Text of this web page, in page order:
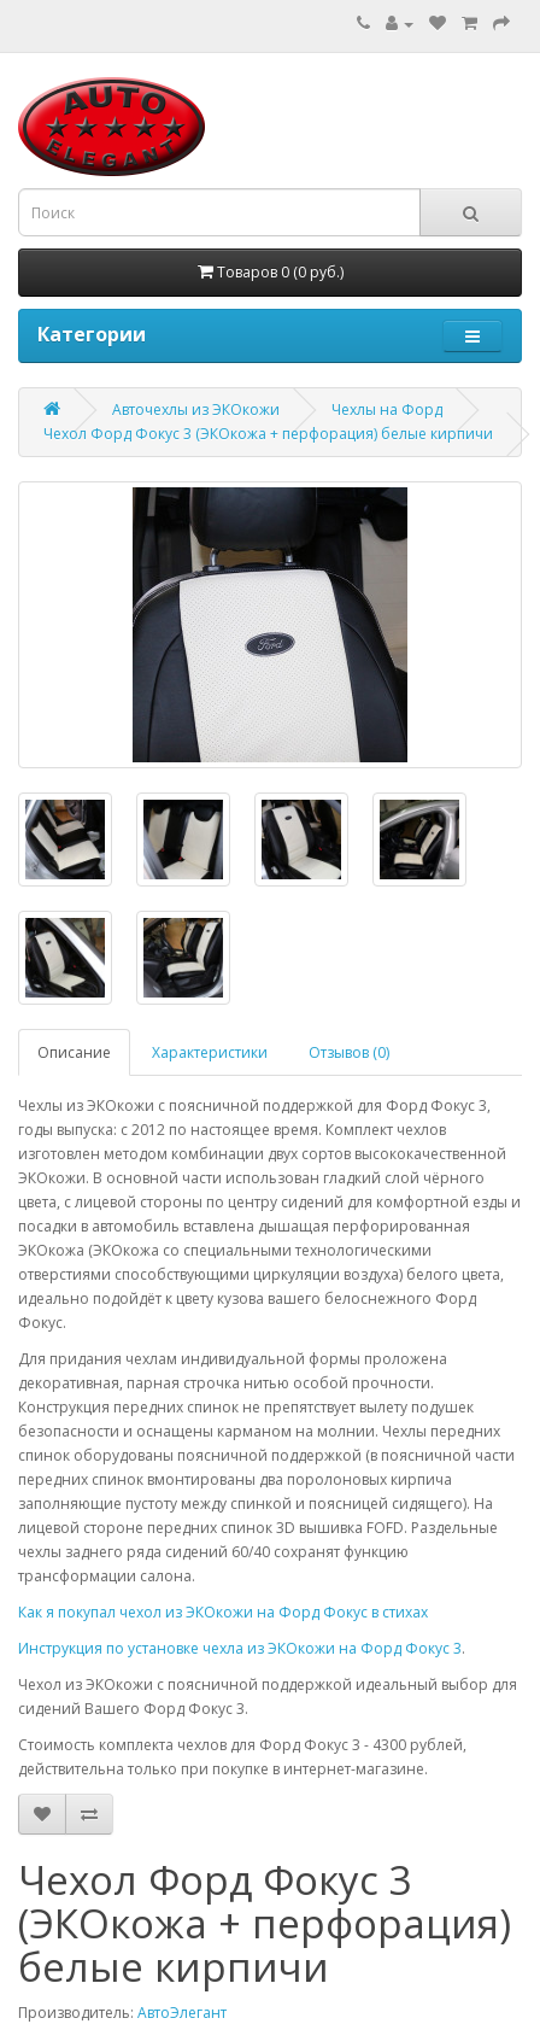
Товаров 0 (0 руб.)
Категории
Авточехлы из ЭКОкожи
Чехлы на Форд
Чехол Форд Фокус 3 (ЭКОкожа + перфорация) белые кирпичи
Описание Характеристики Отзывов (0)
Чехлы из ЭКОкожи с поясничной поддержкой для Форд Фокус 3,
годы выпуска: с 2012 по настоящее время. Комплект чехлов
изготовлен методом комбинации двух сортов высококачественной
ЭКОкожи. В основной части использован гладкий слой чёрного
цвета, с лицевой стороны по центру сидений для комфортной езды и
посадки в автомобиль вставлена дышащая перфорированная
ЭКОкожа (ЭКОкожа со специальными технологическими
отверстиями способствующими циркуляции воздуха) белого цвета,
идеально подойдёт к цвету кузова вашего белоснежного Форд
Фокус.
Для придания чехлам индивидуальной формы проложена
декоративная, парная строчка нитью особой прочности.
Конструкция передних спинок не препятствует вылету подушек
безопасности и оснащены карманом на молнии. Чехлы передних
спинок оборудованы поясничной поддержкой (в поясничной части
передних спинок вмонтированы два поролоновых кирпича
заполняющие пустоту между спинкой и поясницей сидящего). На
лицевой стороне передних спинок 3D вышивка FOFD. Раздельные
чехлы заднего ряда сидений 60/40 сохранят функцию
трансформации салона.
Как я покупал чехол из ЭКОкожи на Форд Фокус в стихах
Инструкция по установке чехла из ЭКОкожи на Форд Фокус 3.
Чехол из ЭКОкожи с поясничной поддержкой идеальный выбор для
сидений Вашего Форд Фокус 3.
Стоимость комплекта чехлов для Форд Фокус 3 - 4300 рублей,
действительна только при покупке в интернет-магазине.
Чехол Форд Фокус 3
(ЭКОкожа + перфорация)
белые кирпичи
Производитель: АвтоЭлегант